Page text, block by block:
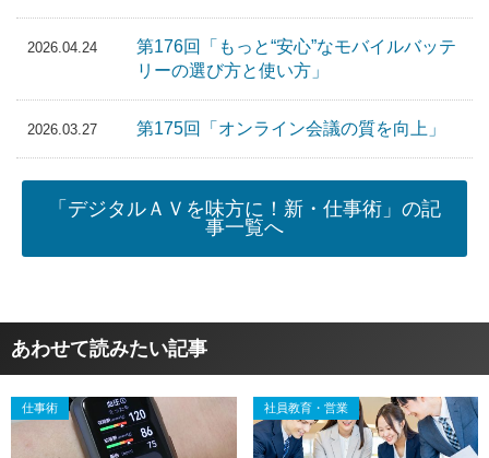
2026.04.24
第176回「もっと“安心”なモバイルバッテ
リーの選び方と使い方」
2026.03.27 第175回「オンライン会議の質を向上」
「デジタルＡＶを味方に！新・仕事術」の記
事一覧へ
あわせて読みたい記事
仕事術 社員教育・営業